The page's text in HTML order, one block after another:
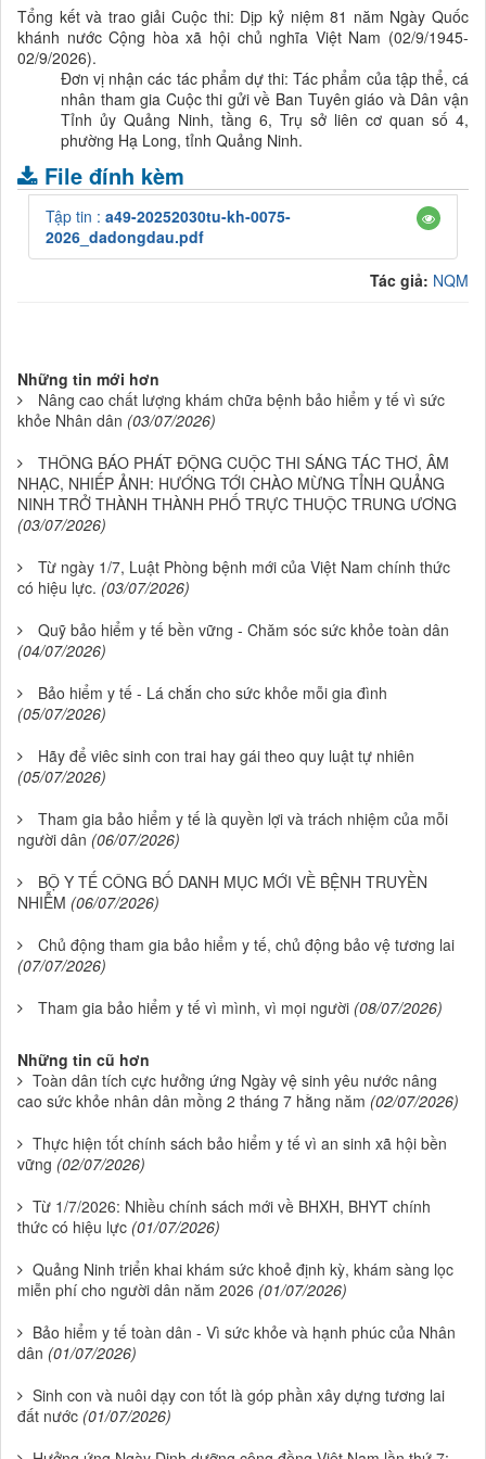
Tổng kết và trao giải Cuộc thi: Dịp kỷ niệm 81 năm Ngày Quốc
khánh nước Cộng hòa xã hội chủ nghĩa Việt Nam (02/9/1945-
02/9/2026).
Đơn vị nhận các tác phẩm dự thi: Tác phẩm của tập thể, cá
nhân tham gia Cuộc thi gửi về Ban Tuyên giáo và Dân vận
Tỉnh ủy Quảng Ninh, tầng 6, Trụ sở liên cơ quan số 4,
phường Hạ Long, tỉnh Quảng Ninh.
File đính kèm
Tập tin : a49-20252030tu-kh-0075-
2026_dadongdau.pdf
Tác giả: NQM
Những tin mới hơn
Nâng cao chất lượng khám chữa bệnh bảo hiểm y tế vì sức
khỏe Nhân dân (03/07/2026)
THÔNG BÁO PHÁT ĐỘNG CUỘC THI SÁNG TÁC THƠ, ÂM
NHẠC, NHIẾP ẢNH: HƯỚNG TỚI CHÀO MỪNG TỈNH QUẢNG
NINH TRỞ THÀNH THÀNH PHỐ TRỰC THUỘC TRUNG ƯƠNG
(03/07/2026)
Từ ngày 1/7, Luật Phòng bệnh mới của Việt Nam chính thức
có hiệu lực. (03/07/2026)
Quỹ bảo hiểm y tế bền vững - Chăm sóc sức khỏe toàn dân
(04/07/2026)
Bảo hiểm y tế - Lá chắn cho sức khỏe mỗi gia đình
(05/07/2026)
Hãy để viêc sinh con trai hay gái theo quy luật tự nhiên
(05/07/2026)
Tham gia bảo hiểm y tế là quyền lợi và trách nhiệm của mỗi
người dân (06/07/2026)
BỘ Y TẾ CÔNG BỐ DANH MỤC MỚI VỀ BỆNH TRUYỀN
NHIỄM (06/07/2026)
Chủ động tham gia bảo hiểm y tế, chủ động bảo vệ tương lai
(07/07/2026)
Tham gia bảo hiểm y tế vì mình, vì mọi người (08/07/2026)
Những tin cũ hơn
Toàn dân tích cực hưởng ứng Ngày vệ sinh yêu nước nâng
cao sức khỏe nhân dân mồng 2 tháng 7 hằng năm (02/07/2026)
Thực hiện tốt chính sách bảo hiểm y tế vì an sinh xã hội bền
vững (02/07/2026)
Từ 1/7/2026: Nhiều chính sách mới về BHXH, BHYT chính
thức có hiệu lực (01/07/2026)
Quảng Ninh triển khai khám sức khoẻ định kỳ, khám sàng lọc
miễn phí cho người dân năm 2026 (01/07/2026)
Bảo hiểm y tế toàn dân - Vì sức khỏe và hạnh phúc của Nhân
dân (01/07/2026)
Sinh con và nuôi dạy con tốt là góp phần xây dựng tương lai
đất nước (01/07/2026)